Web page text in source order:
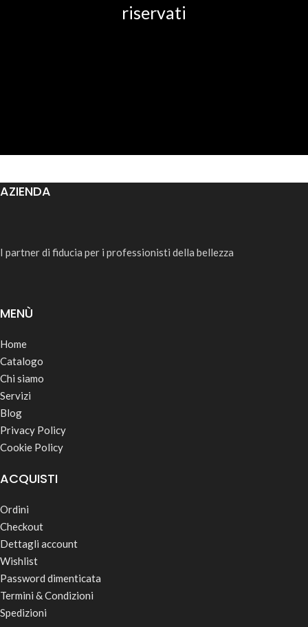
riservati
AZIENDA
I partner di fiducia per i professionisti della bellezza
MENÙ
Home
Catalogo
Chi siamo
Servizi
Blog
Privacy Policy
Cookie Policy
ACQUISTI
Ordini
Checkout
Dettagli account
Wishlist
Password dimenticata
Termini & Condizioni
Spedizioni